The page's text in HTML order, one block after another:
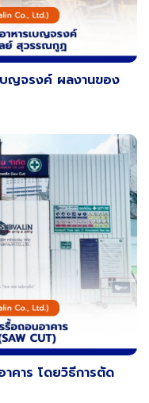
บญจรงค์ ผลงานของ
าคาร โดยวิธีการตัด